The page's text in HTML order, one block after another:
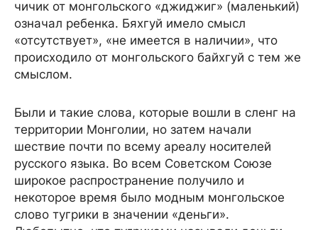
чичик от монгольского «джиджиг» (маленький)
означал ребенка. Бяхгуй имело смысл
«отсутствует», «не имеется в наличии», что
происходило от монгольского байхгуй с тем же
смыслом.
Были и такие слова, которые вошли в сленг на
территории Монголии, но затем начали
шествие почти по всему ареалу носителей
русского языка. Во всем Советском Союзе
широкое распространение получило и
некоторое время было модным монгольское
слово тугрики в значении «деньги».